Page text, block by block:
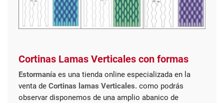
Cortinas Lamas Verticales con formas
Estormaníaes una tienda online especializada en la
venta de Cortinas lamas Verticales. como podrás
observar disponemos de una amplio abanico de